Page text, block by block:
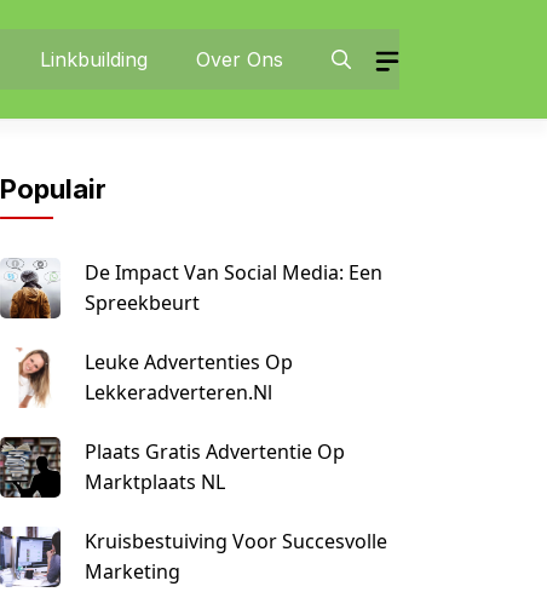
Linkbuilding Over Ons
Populair
De Impact Van Social Media: Een
Spreekbeurt
Leuke Advertenties Op
Lekkeradverteren.nl
Plaats Gratis Advertentie Op
Marktplaats NL
Kruisbestuiving Voor Succesvolle
Marketing